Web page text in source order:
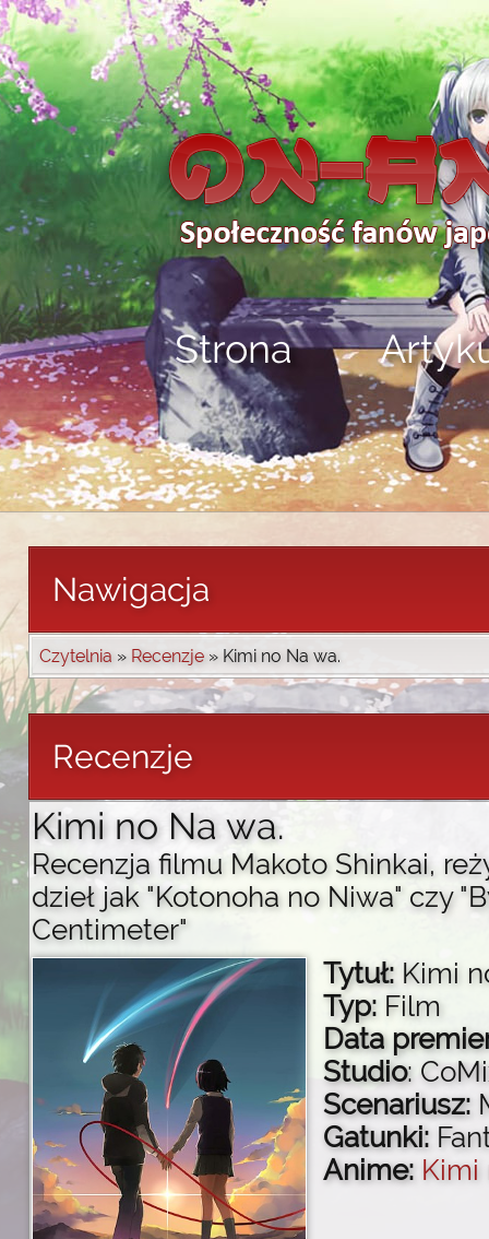
Strona
Nawigacja
Czytelnia » Recenzje » Kimi no Na wa.
Recenzje
Kimi no Na wa.
Recenzja filmu Makoto Shinkai,
dzieł jak "Kotonoha no Niwa" czy
Centimeter"
Tytuł: Kimi
Typ: Film
Data
Studio:
Scenariusz:
Gatunki:
Anime: Kimi